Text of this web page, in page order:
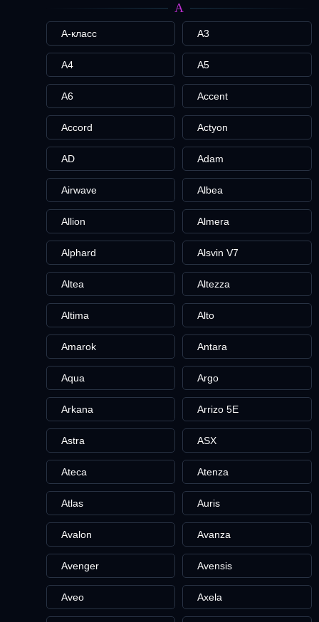
A
A-класс A3
A4 A5
A6 Accent
Accord Actyon
AD Adam
Airwave Albea
Allion Almera
Alphard Alsvin V7
Altea Altezza
Altima Alto
Amarok Antara
Aqua Argo
Arkana Arrizo 5E
Astra ASX
Ateca Atenza
Atlas Auris
Avalon Avanza
Avenger Avensis
Aveo Axela